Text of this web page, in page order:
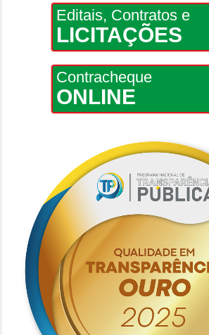
Editais, Contratos e
LICITAÇÕES
Contracheque
ONLINE